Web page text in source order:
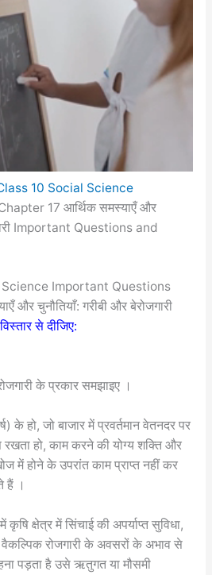
10 Social Science
17 आर्थिक समस्याएँ और
Important Questions and
Science Important Questions
और चुनौतियाँ: गरीबी और बेरोजगारी
से दीजिए:
के प्रकार समझाइए ।
के हो, जो बाजार में प्रवर्तमान वेतनदर पर
रखता हो, काम करने की योग्य शक्ति और
में होने के उपरांत काम प्राप्त नहीं कर
हैं ।
क्षेत्र में सिंचाई की अपर्याप्त सुविधा,
रोजगारी के अवसरों के अभाव से
पड़ता है उसे ऋतुगत या मौसमी